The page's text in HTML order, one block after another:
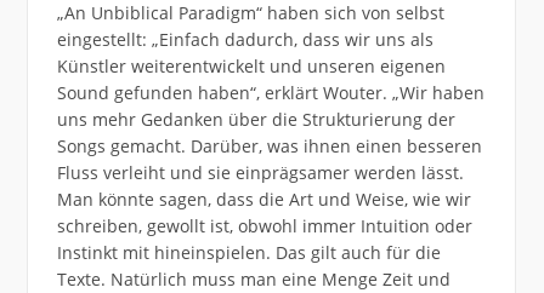
„An Unbiblical Paradigm“ haben sich von selbst
eingestellt: „Einfach dadurch, dass wir uns als
Künstler weiterentwickelt und unseren eigenen
Sound gefunden haben“, erklärt Wouter. „Wir haben
uns mehr Gedanken über die Strukturierung der
Songs gemacht. Darüber, was ihnen einen besseren
Fluss verleiht und sie einprägsamer werden lässt.
Man könnte sagen, dass die Art und Weise, wie wir
schreiben, gewollt ist, obwohl immer Intuition oder
Instinkt mit hineinspielen. Das gilt auch für die
Texte. Natürlich muss man eine Menge Zeit und